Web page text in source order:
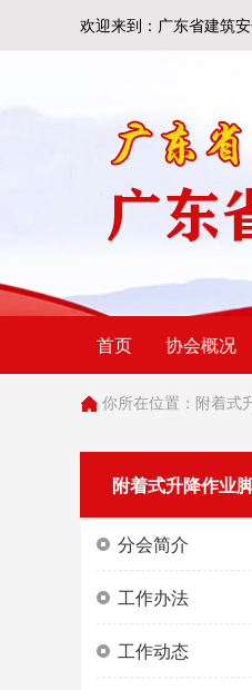
欢迎来到：广东省建筑
首页 协会概况
你所在位置： 附着式
附着式升降作业
分会简介
工作办法
工作动态